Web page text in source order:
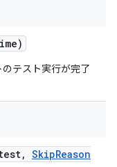
テスト実行が完了
, SkipReason